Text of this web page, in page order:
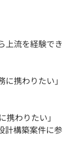
上流を経験でき
携わりたい」
携わりたい」
計構築案件に参